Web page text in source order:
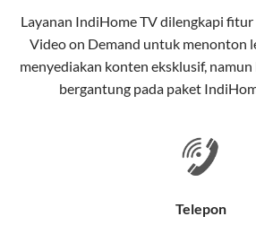
pelanggan. Teknologi ini memiliki
keunggulan:
Kecepatan Tinggi
dibandingkan kabel tembaga atau
Layanan IndiHome TVdilengkapi fitur
Video on Demand untuk menonton
menyediakan konten eksklusif,
bergantung pada paket
Telepon